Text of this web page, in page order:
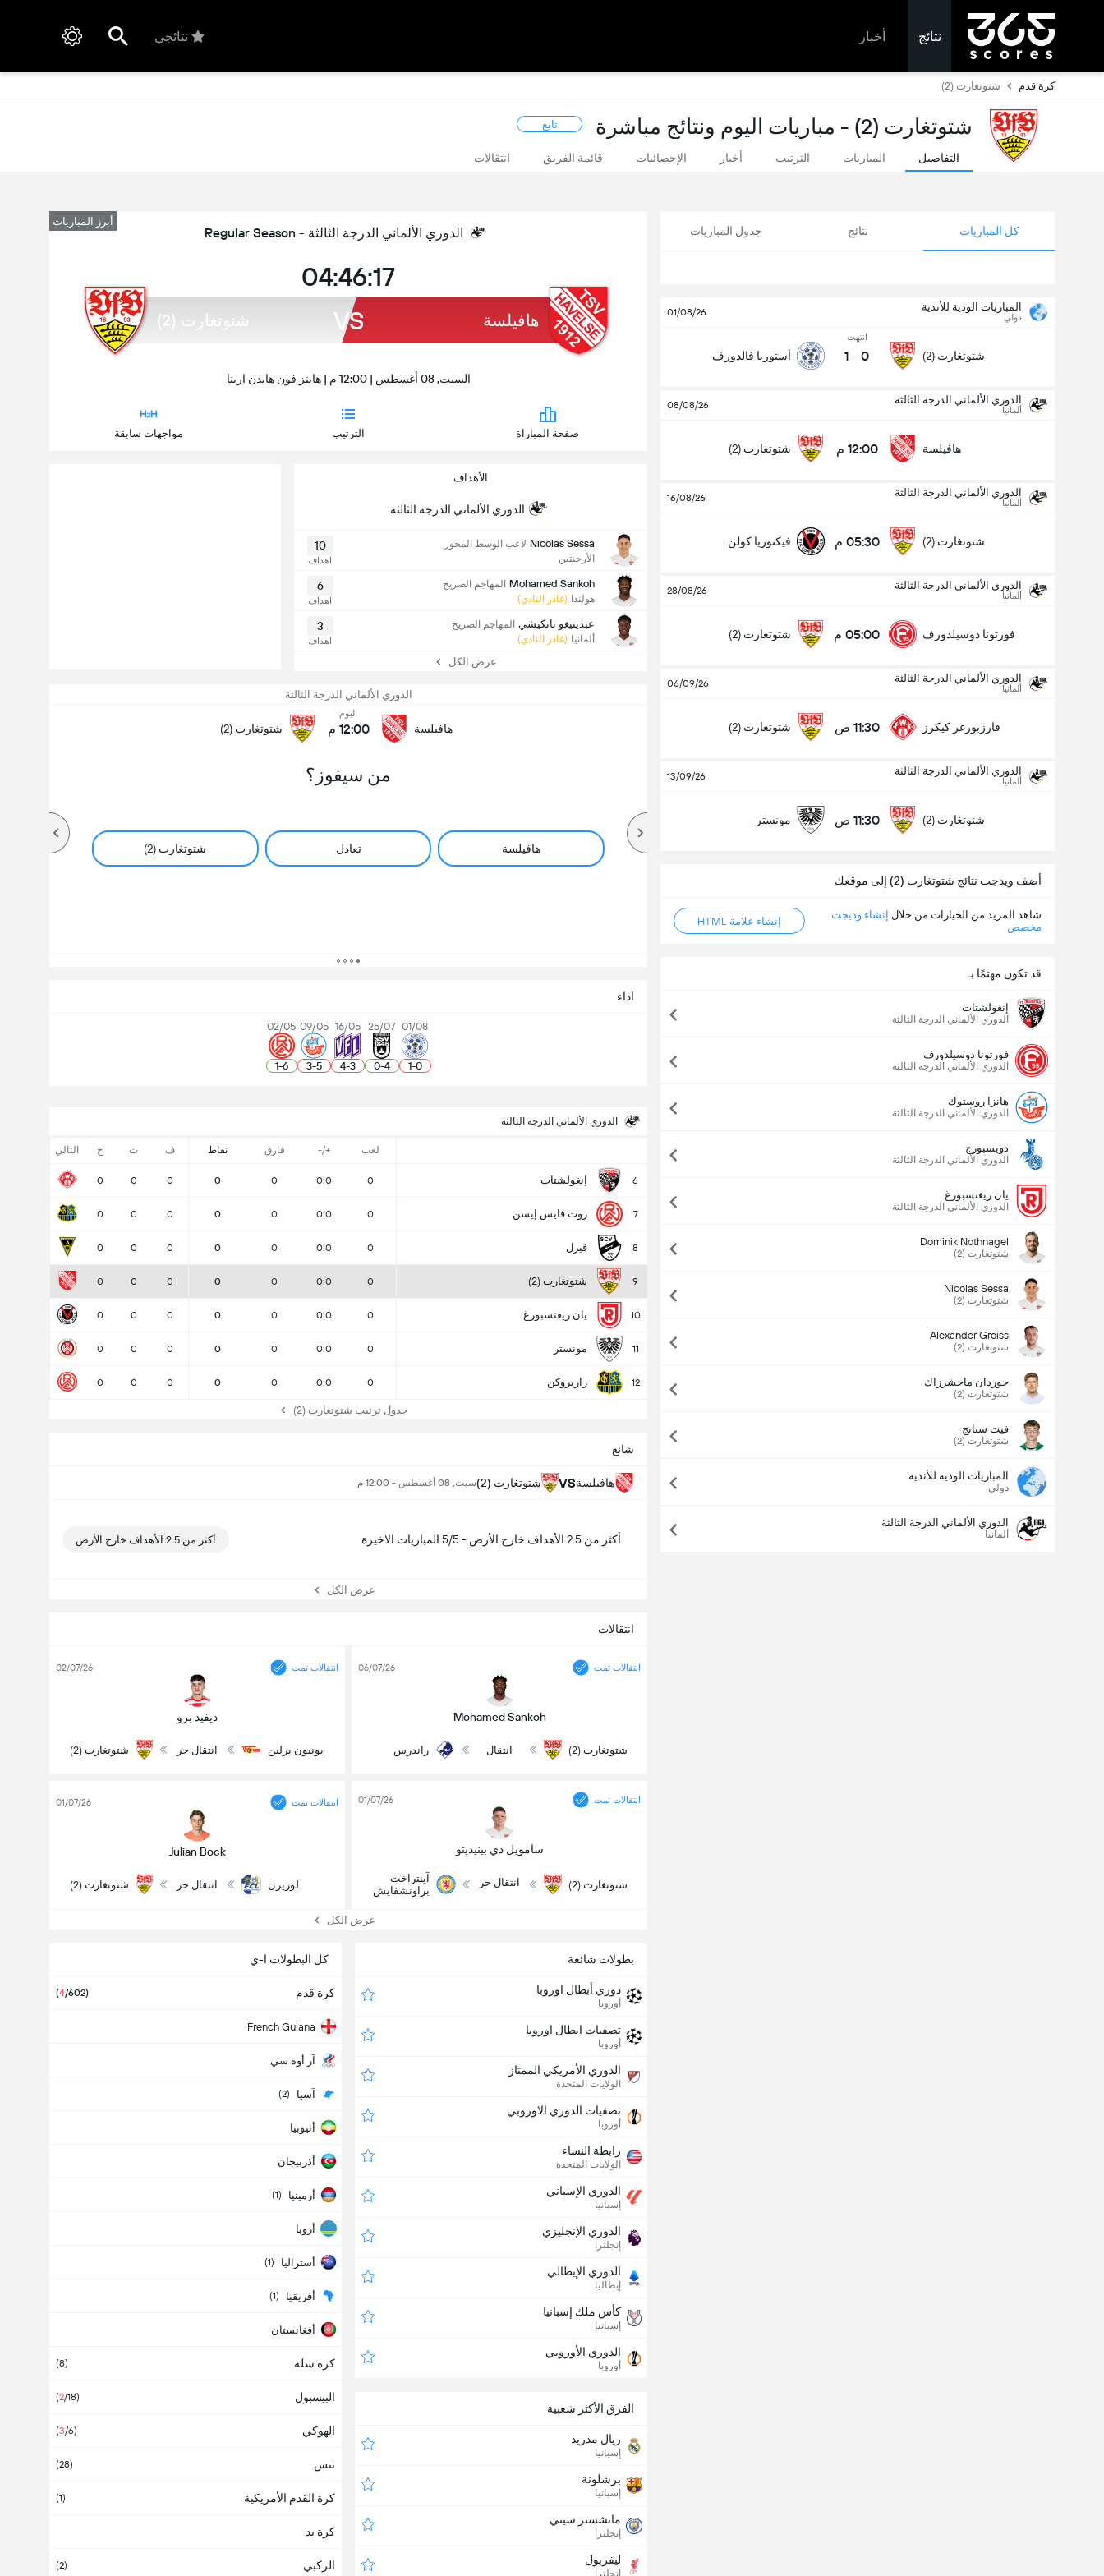
نتائج أخبار نتائجي
كرة قدم شتوتغارت (2)
شتوتغارت (2) - مباريات اليوم ونتائج مباشرة تابع
التفاصيل المباريات الترتيب أخبار الإحصائيات قائمة الفريق انتقالات
كل المباريات نتائج جدول المباريات
المباريات الودية للأندية
دولي 01/08/26
شتوتغارت (2)
انتهت
0
-
1 أستوريا فالدورف
الدوري الألماني الدرجة الثالثة
ألمانيا 08/08/26
هافيلسة 12:00 م شتوتغارت (2)
الدوري الألماني الدرجة الثالثة
ألمانيا 16/08/26
شتوتغارت (2) 05:30 م فيكتوريا كولن
الدوري الألماني الدرجة الثالثة
ألمانيا 28/08/26
فورتونا دوسيلدورف 05:00 م شتوتغارت (2)
الدوري الألماني الدرجة الثالثة
ألمانيا 06/09/26
فارزبورغر كيكرز 11:30 ص شتوتغارت (2)
الدوري الألماني الدرجة الثالثة
ألمانيا 13/09/26
شتوتغارت (2) 11:30 ص مونستر
أضف ويدجت نتائج شتوتغارت (2) إلى موقعك
شاهد المزيد من الخيارات من خلال إنشاء وديجت
مخصص
إنشاء علامة HTML
قد تكون مهتمًا بـ
إنغولشتات
الدوري الألماني الدرجة الثالثة
فورتونا دوسيلدورف
الدوري الألماني الدرجة الثالثة
هانزا روستوك
الدوري الألماني الدرجة الثالثة
دويسبورج
الدوري الألماني الدرجة الثالثة
يان ريغنسبورغ
الدوري الألماني الدرجة الثالثة
Dominik Nothnagel
شتوتغارت (2)
Nicolas Sessa
شتوتغارت (2)
Alexander Groiss
شتوتغارت (2)
جوردان ماجشرزاك
شتوتغارت (2)
فيت ستانج
شتوتغارت (2)
المباريات الودية للأندية
دولي
الدوري الألماني الدرجة الثالثة
ألمانيا
أبرز المباريات
الدوري الألماني الدرجة الثالثة - Regular Season
04:46:17
هافيلسة VS شتوتغارت (2)
السبت, 08 أغسطس | 12:00 م | هاينز فون هايدن ارينا
صفحة المباراة الترتيب مواجهات سابقة
الأهداف
الدوري الألماني الدرجة الثالثة
Nicolas Sessa لاعب الوسط المحور
الأرجنتين
10
اهداف
Mohamed Sankoh المهاجم الصريح
هولندا (غادر النادي)
6
اهداف
عبدينيغو نانكيشي المهاجم الصريح
ألمانيا (غادر النادي)
3
اهداف
عرض الكل
الدوري الألماني الدرجة الثالثة
هافيلسة
اليوم
12:00 م شتوتغارت (2)
من سيفوز؟
هافيلسة تعادل شتوتغارت (2)
الدوري الألماني الدرجة الثالثة
05:30 م فيكتوريا كولن
عدد الاهداف (2.5)
اداء
01/08
0
-
1
25/07
4
-
0
16/05
3
-
4
09/05
5
-
3
02/05
6
-
1
الدوري الألماني الدرجة الثالثة
لعب +/- فارق نقاط ف ت خ التالي
6 إنغولشتات 0
0:0
0
0
0
0
0
7 روت فايس إيسن 0
0:0
0
0
0
0
0
8 فيرل 0
0:0
0
0
0
0
0
9 شتوتغارت (2) 0
0:0
0
0
0
0
0
10 يان ريغنسبورغ 0
0:0
0
0
0
0
0
11 مونستر 0
0:0
0
0
0
0
0
12 زاربروكن 0
0:0
0
0
0
0
0
جدول ترتيب شتوتغارت (2)
شائع
هافيلسةVS شتوتغارت (2) سبت, 08 أغسطس - 12:00 م
أكثر من 2.5 الأهداف خارج الأرض - 5/5 المباريات الاخيرة أكثر من 2.5 الأهداف خارج الأرض
عرض الكل
انتقالات
انتقالات تمت
Mohamed Sankoh
06/07/26
شتوتغارت (2) انتقال راندرس
انتقالات تمت
ديفيد برو
02/07/26
يونيون برلين انتقال حر شتوتغارت (2)
انتقالات تمت
سامويل دي بينيديتو
01/07/26
شتوتغارت (2) انتقال حر
آينتراخت
براونشفايش
انتقالات تمت
Julian Bock
01/07/26
لوزيرن انتقال حر شتوتغارت (2)
عرض الكل
بطولات شائعة
دوري أبطال اوروبا
أوروبا
تصفيات ابطال اوروبا
أوروبا
الدوري الأمريكي الممتاز
الولايات المتحدة
تصفيات الدوري الاوروبي
أوروبا
رابطة النساء
الولايات المتحدة
الدوري الإسباني
إسبانيا
الدوري الإنجليزي
إنجلترا
الدوري الإيطالي
إيطاليا
كأس ملك إسبانيا
إسبانيا
الدوري الأوروبي
أوروبا
كل البطولات ا-ي
كرة قدم (4/602)
French Guiana
آر أوه سي
آسيا (2)
أثيوبيا
أذربيجان
أرمينيا (1)
أروبا
أستراليا (1)
أفريقيا (1)
أفغانستان
ألبانيا
ألمانيا
أمريكا
أنتيغوا وبربودا
أنجولا
أندورا
أوروبا
كرة سلة (8)
البيسبول (2/18)
الهوكي (3/6)
تنس (28)
كرة القدم الأمريكية (1)
كرة يد
الركبي (2)
الفرق الأكثر شعبية
ريال مدريد
إسبانيا
برشلونة
إسبانيا
مانشستر سيتي
إنجلترا
ليفربول
إنجلترا